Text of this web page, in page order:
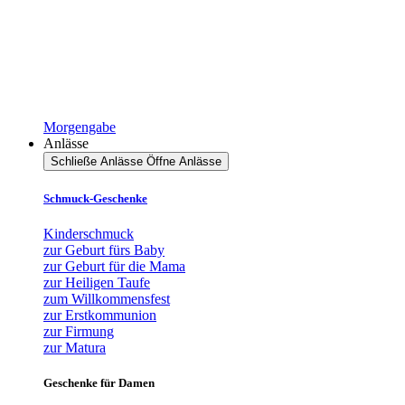
Morgengabe
Anlässe
Schließe Anlässe Öffne Anlässe
Schmuck-Geschenke
Kinderschmuck
zur Geburt fürs Baby
zur Geburt für die Mama
zur Heiligen Taufe
zum Willkommensfest
zur Erstkommunion
zur Firmung
zur Matura
Geschenke für Damen